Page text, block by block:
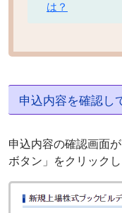
は？
申込内容を確認し
申込内容の確認画面
ボタン」をクリックし